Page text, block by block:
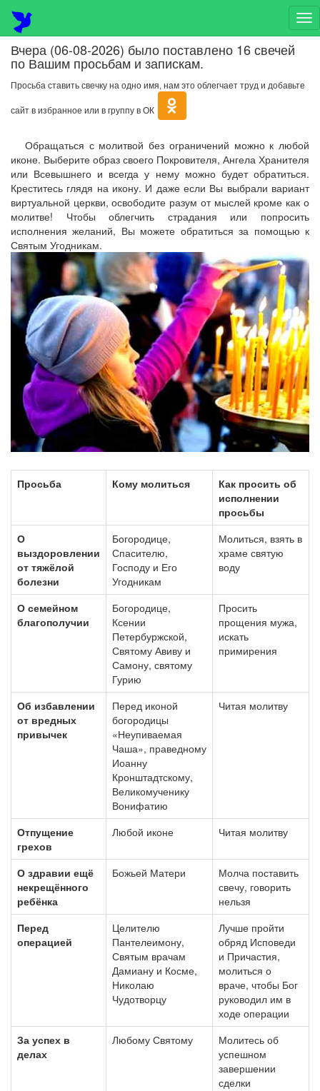
Вчера (06-08-2026) было поставлено 16 свечей
по Вашим просьбам и запискам.
Просьба ставить свечку на одно имя, нам это облегчает труд и добавьте
сайт в избранное или в группу в ОК
Обращаться с молитвой без ограничений можно к любой
иконе. Выберите образ своего Покровителя, Ангела Хранителя
или Всевышнего и всегда у нему можно будет обратиться.
Креститесь глядя на икону. И даже если Вы выбрали вариант
виртуальной церкви, освободите разум от мыслей кроме как о
молитве! Чтобы облегчить страдания или попросить
исполнения желаний, Вы можете обратиться за помощью к
Святым Угодникам.
Просьба Кому молиться
Как просить об
исполнении
просьбы
О
выздоровлении
от тяжёлой
болезни
Богородице,
Спасителю,
Господу и Его
Угодникам
Молиться, взять в
храме святую
воду
О семейном
благополучии
Богородице,
Ксении
Петербуржской,
Святому Авиву и
Самону, святому
Гурию
Просить
прощения мужа,
искать
примирения
Об избавлении
от вредных
привычек
Перед иконой
богородицы
«Неупиваемая
Чаша», праведному
Иоанну
Кронштадтскому,
Великомученику
Вонифатию
Читая молитву
Отпущение
грехов
Любой иконе Читая молитву
О здравии ещё
некрещённого
ребёнка
Божьей Матери
Молча поставить
свечу, говорить
нельзя
Перед
операцией
Целителю
Пантелеимону,
Святым врачам
Дамиану и Косме,
Николаю
Чудотворцу
Лучше пройти
обряд Исповеди
и Причастия,
молиться о
враче, чтобы Бог
руководил им в
ходе операции
За успех в
делах
Любому Святому
Молитесь об
успешном
завершении
сделки